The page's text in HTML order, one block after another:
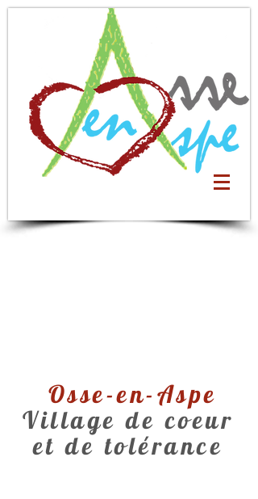
Osse-en-Aspe
Village de coeur
et de tolérance